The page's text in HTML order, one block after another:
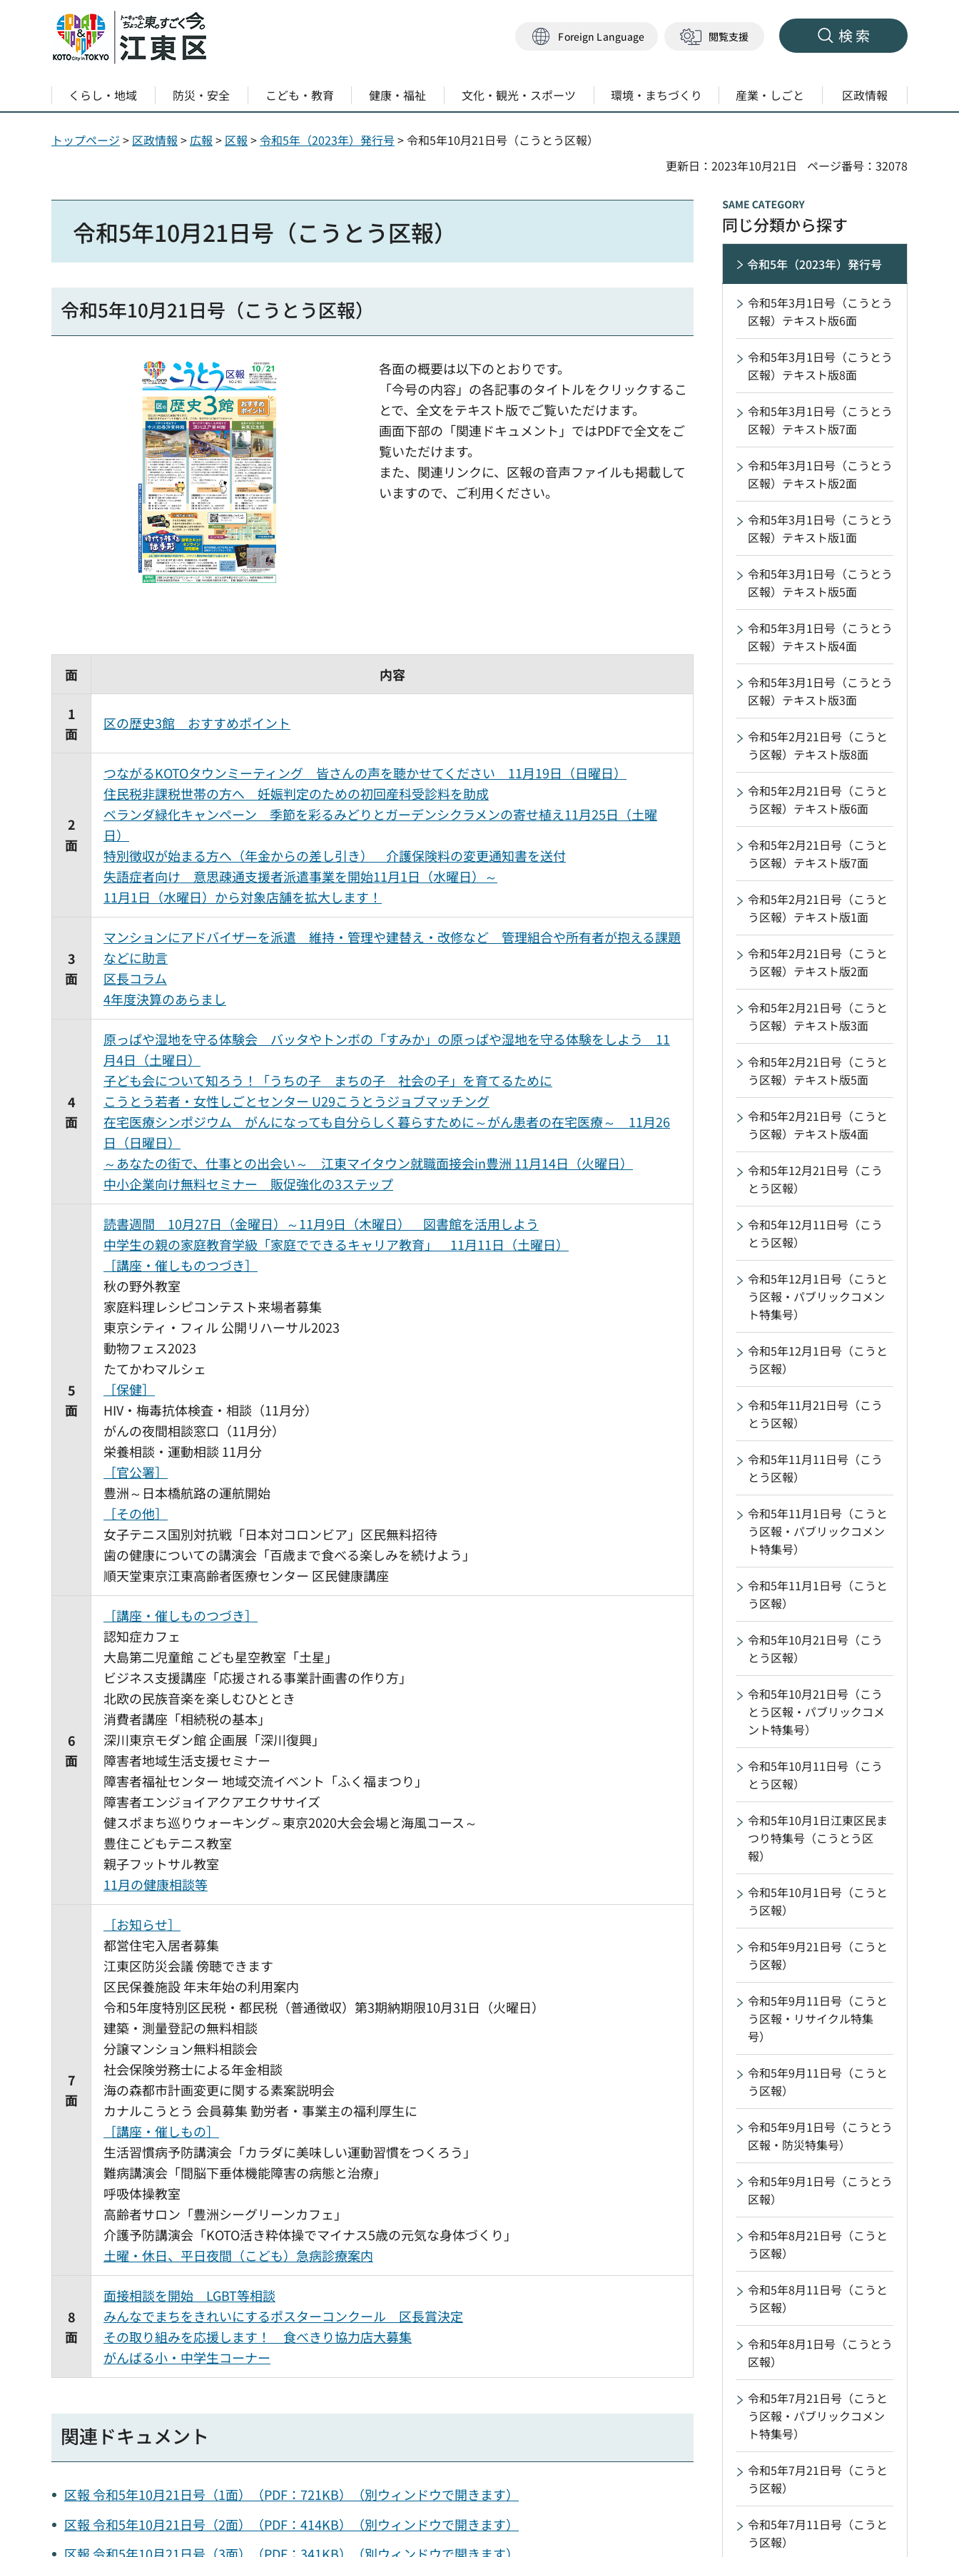
Foreign Language 閲覧支援 検索
くらし・地域 防災・安全 こども・教育 健康・福祉 文化・観光・スポーツ 環境・まちづくり 産業・しごと 区政情報
トップページ > 区政情報 > 広報 > 区報 >令和5年（2023年）発行号> 令和5年10月21日号（こうとう区報）
更新日：2023年10月21日
ページ番号：32078
令和5年10月21日号（こうとう区報）
令和5年10月21日号（こうとう区報）
各面の概要は以下のとおりです。
「今号の内容」の各記事のタイトルをクリックするこ
とで、全文をテキスト版でご覧いただけます。
画面下部の「関連ドキュメント」ではPDFで全文をご
覧いただけます。
また、関連リンクに、区報の音声ファイルも掲載して
いますので、ご利用ください。
面 内容
1
面
区の歴史3館 おすすめポイント
2
面
つながるKOTOタウンミーティング 皆さんの声を聴かせてください 11月19日（日曜日）
住民税非課税世帯の方へ 妊娠判定のための初回産科受診料を助成
ベランダ緑化キャンペーン 季節を彩るみどりとガーデンシクラメンの寄せ植え11月25日（土曜
日）
特別徴収が始まる方へ（年金からの差し引き） 介護保険料の変更通知書を送付
失語症者向け 意思疎通支援者派遣事業を開始11月1日（水曜日）～
11月1日（水曜日）から対象店舗を拡大します！
3
面
マンションにアドバイザーを派遣 維持・管理や建替え・改修など 管理組合や所有者が抱える課題
などに助言
区長コラム
4年度決算のあらまし
4
面
原っぱや湿地を守る体験会 バッタやトンボの「すみか」の原っぱや湿地を守る体験をしよう 11
月4日（土曜日）
子ども会について知ろう！「うちの子 まちの子 社会の子」を育てるために
こうとう若者・女性しごとセンター U29こうとうジョブマッチング
在宅医療シンポジウム がんになっても自分らしく暮らすために～がん患者の在宅医療～ 11月26
日（日曜日）
～あなたの街で、仕事との出会い～ 江東マイタウン就職面接会in豊洲 11月14日（火曜日）
中小企業向け無料セミナー 販促強化の3ステップ
5
面
読書週間 10月27日（金曜日）～11月9日（木曜日） 図書館を活用しよう
中学生の親の家庭教育学級「家庭でできるキャリア教育」 11月11日（土曜日）
［講座・催しものつづき］
秋の野外教室
家庭料理レシピコンテスト来場者募集
東京シティ・フィル 公開リハーサル2023
動物フェス2023
たてかわマルシェ
［保健］
HIV・梅毒抗体検査・相談（11月分）
がんの夜間相談窓口（11月分）
栄養相談・運動相談 11月分
［官公署］
豊洲～日本橋航路の運航開始
［その他］
女子テニス国別対抗戦「日本対コロンビア」区民無料招待
歯の健康についての講演会「百歳まで食べる楽しみを続けよう」
順天堂東京江東高齢者医療センター 区民健康講座​​​​​​
6
面
［講座・催しものつづき］
認知症カフェ
大島第二児童館 こども星空教室「土星」
ビジネス支援講座「応援される事業計画書の作り方」
北欧の民族音楽を楽しむひととき
消費者講座「相続税の基本」
深川東京モダン館 企画展「深川復興」
障害者地域生活支援セミナー
障害者福祉センター 地域交流イベント「ふく福まつり」
障害者エンジョイアクアエクササイズ
健スポまち巡りウォーキング～東京2020大会会場と海風コース～
豊住こどもテニス教室
親子フットサル教室
11月の健康相談等
7
面
［お知らせ］
都営住宅入居者募集
江東区防災会議 傍聴できます
区民保養施設 年末年始の利用案内
令和5年度特別区民税・都民税（普通徴収）第3期納期限10月31日（火曜日）
建築・測量登記の無料相談
分譲マンション無料相談会
社会保険労務士による年金相談
海の森都市計画変更に関する素案説明会
カナルこうとう 会員募集 勤労者・事業主の福利厚生に
［講座・催しもの］
生活習慣病予防講演会「カラダに美味しい運動習慣をつくろう」
難病講演会「間脳下垂体機能障害の病態と治療」
呼吸体操教室
高齢者サロン「豊洲シーグリーンカフェ」
介護予防講演会「KOTO活き粋体操でマイナス5歳の元気な身体づくり」
土曜・休日、平日夜間（こども）急病診療案内
8
面
面接相談を開始 LGBT等相談
みんなでまちをきれいにするポスターコンクール 区長賞決定
その取り組みを応援します！ 食べきり協力店大募集
がんばる小・中学生コーナー
関連ドキュメント
区報 令和5年10月21日号（1面）（PDF：721KB）（別ウィンドウで開きます）
区報 令和5年10月21日号（2面）（PDF：414KB）（別ウィンドウで開きます）
同じ分類から探す
令和5年（2023年）発行号
令和5年3月1日号（こうとう
区報）テキスト版6面
令和5年3月1日号（こうとう
区報）テキスト版8面
令和5年3月1日号（こうとう
区報）テキスト版7面
令和5年3月1日号（こうとう
区報）テキスト版2面
令和5年3月1日号（こうとう
区報）テキスト版1面
令和5年3月1日号（こうとう
区報）テキスト版5面
令和5年3月1日号（こうとう
区報）テキスト版4面
令和5年3月1日号（こうとう
区報）テキスト版3面
令和5年2月21日号（こうと
う区報）テキスト版8面
令和5年2月21日号（こうと
う区報）テキスト版6面
令和5年2月21日号（こうと
う区報）テキスト版7面
令和5年2月21日号（こうと
う区報）テキスト版1面
令和5年2月21日号（こうと
う区報）テキスト版2面
令和5年2月21日号（こうと
う区報）テキスト版3面
令和5年2月21日号（こうと
う区報）テキスト版5面
令和5年2月21日号（こうと
う区報）テキスト版4面
令和5年12月21日号（こう
とう区報）
令和5年12月11日号（こう
とう区報）
令和5年12月1日号（こうと
う区報・パブリックコメン
ト特集号）
令和5年12月1日号（こうと
う区報）
令和5年11月21日号（こう
とう区報）
令和5年11月11日号（こう
とう区報）
令和5年11月1日号（こうと
う区報・パブリックコメン
ト特集号）
令和5年11月1日号（こうと
う区報）
令和5年10月21日号（こう
とう区報）
令和5年10月21日号（こう
とう区報・パブリックコメ
ント特集号）
令和5年10月11日号（こう
とう区報）
令和5年10月1日江東区民ま
つり特集号（こうとう区
報）
令和5年10月1日号（こうと
う区報）
令和5年9月21日号（こうと
う区報）
令和5年9月11日号（こうと
う区報・リサイクル特集
号）
令和5年9月11日号（こうと
う区報）
令和5年9月1日号（こうとう
区報・防災特集号）
令和5年9月1日号（こうとう
区報）
令和5年8月21日号（こうと
う区報）
令和5年8月11日号（こうと
う区報）
令和5年8月1日号（こうとう
区報）
令和5年7月21日号（こうと
う区報・パブリックコメン
ト特集号）
令和5年7月21日号（こうと
う区報）
令和5年7月11日号（こうと
う区報）